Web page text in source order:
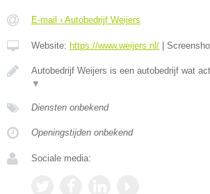
E-mail › Autobedrijf Weijers
Website: https://www.weijers.nl/
Autobedrijf Weijers is een autobedrijf wat
▼
Diensten onbekend
Openingstijden onbekend
Sociale media: